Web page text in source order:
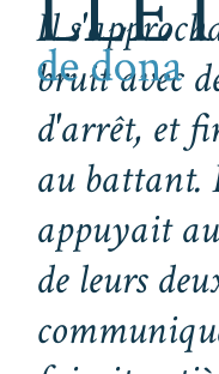
Il
bruit avec
d'arrêt, et
au battant.
appuyait
de leurs